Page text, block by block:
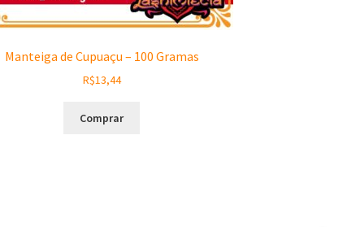
Manteiga de Cupuaçu – 100 Gramas
R$13,44
Comprar